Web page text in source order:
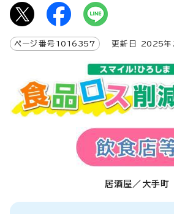
ページ番号 1016357 更新日 2025年
居酒屋／大手町